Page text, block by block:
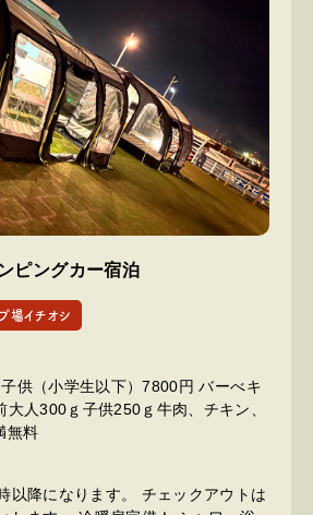
ピングカー宿泊
場イチオシ
供（小学生以下）7800円 バーべキ
大人300ｇ子供250ｇ牛肉、チキン、
無料
以降になります。 チェックアウトは